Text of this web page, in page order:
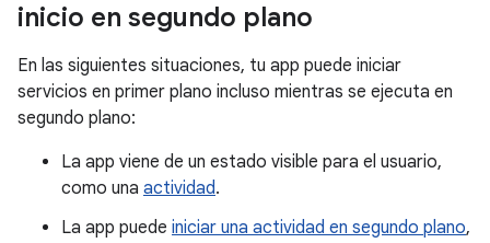
inicio en segundo plano
En las siguientes situaciones, tu app puede iniciar
servicios en primer plano incluso mientras se ejecuta en
segundo plano:
La app viene de un estado visible para el usuario,
como una actividad.
La app puede iniciar una actividad en segundo plano,